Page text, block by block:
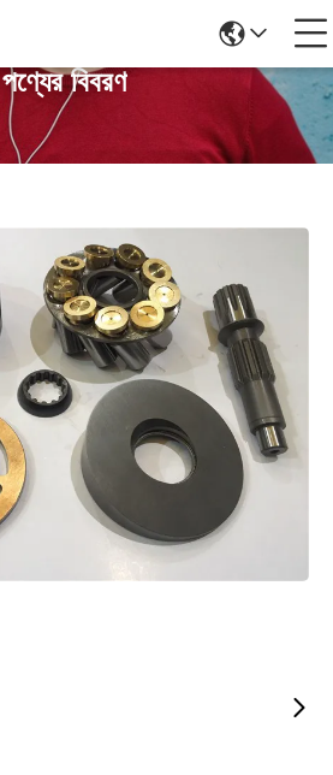
পণ্যের বিবরণ